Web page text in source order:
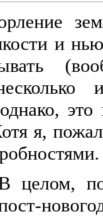
и
я,
целом,